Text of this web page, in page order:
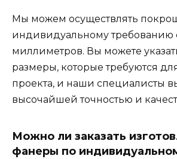
Мы можем осуществлять
индивидуальному требованию
миллиметров. Вы можете
размеры, которые требуются
проекта, и наши специалисты
высочайшей точностью и
Можно ли заказать
фанеры по